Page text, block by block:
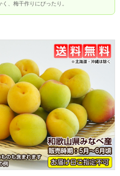
、梅干作りにぴったり。